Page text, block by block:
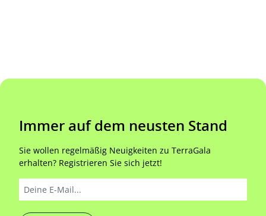
Immer auf dem neusten Stand
Sie wollen regelmäßig Neuigkeiten zu TerraGala
erhalten? Registrieren Sie sich jetzt!